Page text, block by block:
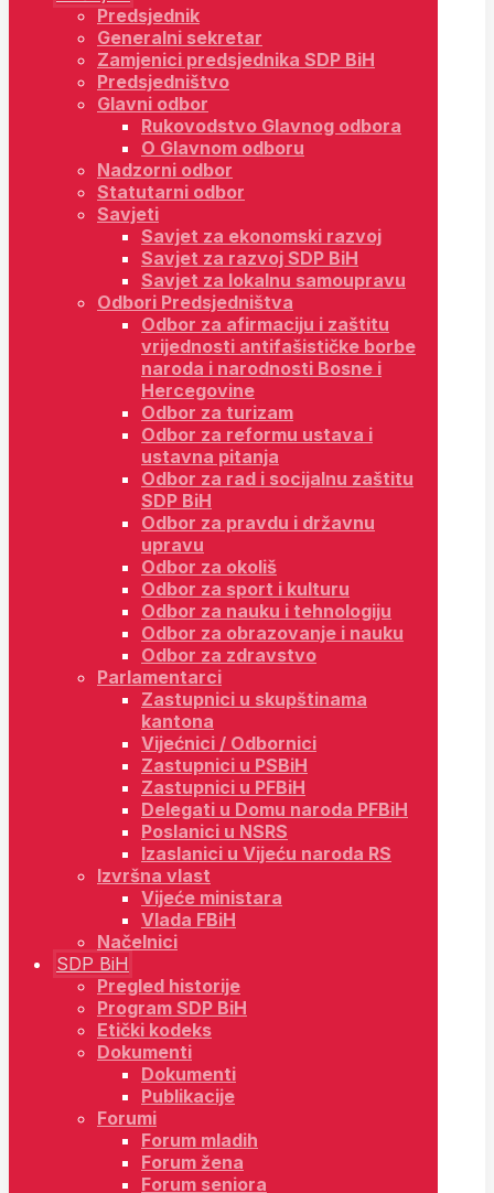
Predsjednik
Generalni sekretar
Zamjenici predsjednika SDP BiH
Predsjedništvo
Glavni odbor
Rukovodstvo Glavnog odbora
O Glavnom odboru
Nadzorni odbor
Statutarni odbor
Savjeti
Savjet za ekonomski razvoj
Savjet za razvoj SDP BiH
Savjet za lokalnu samoupravu
Odbori Predsjedništva
Odbor za afirmaciju i zaštitu
vrijednosti antifašističke borbe
naroda i narodnosti Bosne i
Hercegovine
Odbor za turizam
Odbor za reformu ustava i
ustavna pitanja
Odbor za rad i socijalnu zaštitu
SDP BiH
Odbor za pravdu i državnu
upravu
Odbor za okoliš
Odbor za sport i kulturu
Odbor za nauku i tehnologiju
Odbor za obrazovanje i nauku
Odbor za zdravstvo
Parlamentarci
Zastupnici u skupštinama
kantona
Vijećnici / Odbornici
Zastupnici u PSBiH
Zastupnici u PFBiH
Delegati u Domu naroda PFBiH
Poslanici u NSRS
Izaslanici u Vijeću naroda RS
Izvršna vlast
Vijeće ministara
Vlada FBiH
Načelnici
SDP BiH
Pregled historije
Program SDP BiH
Etički kodeks
Dokumenti
Dokumenti
Publikacije
Forumi
Forum mladih
Forum žena
Forum seniora